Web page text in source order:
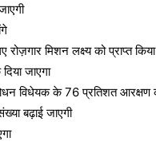
मिशन लक्ष्य को प्राप्त
जाएगा
विधेयक के 76 प्रतिशत आरक्षण
बढ़ाई जाएगी